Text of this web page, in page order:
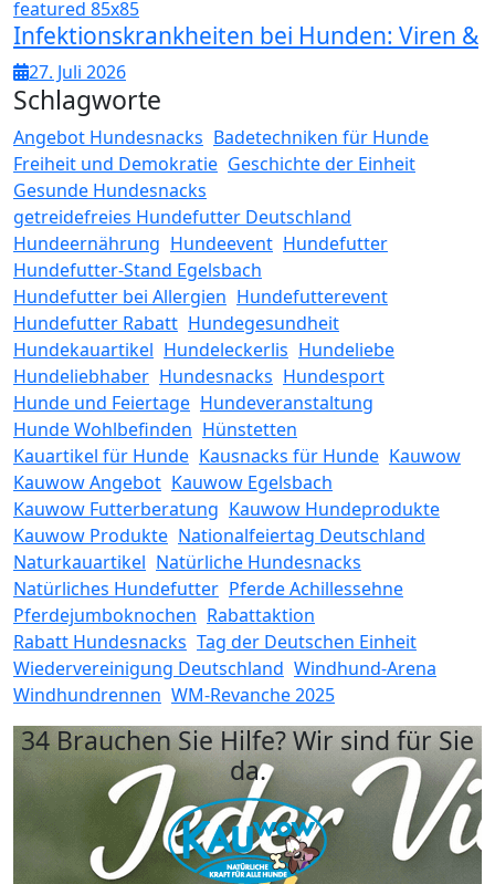
Infektionskrankheiten bei Hunden: Viren &
27. Juli 2026
Schlagworte
Angebot Hundesnacks Badetechniken für Hunde
Freiheit und Demokratie Geschichte der Einheit
Gesunde Hundesnacks
getreidefreies Hundefutter Deutschland
Hundeernährung Hundeevent Hundefutter
Hundefutter-Stand Egelsbach
Hundefutter bei Allergien Hundefutterevent
Hundefutter Rabatt Hundegesundheit
Hundekauartikel Hundeleckerlis Hundeliebe
Hundeliebhaber Hundesnacks Hundesport
Hunde und Feiertage Hundeveranstaltung
Hunde Wohlbefinden Hünstetten
Kauartikel für Hunde Kausnacks für Hunde Kauwow
Kauwow Angebot Kauwow Egelsbach
Kauwow Futterberatung Kauwow Hundeprodukte
Kauwow Produkte Nationalfeiertag Deutschland
Naturkauartikel Natürliche Hundesnacks
Natürliches Hundefutter Pferde Achillessehne
Pferdejumboknochen Rabattaktion
Rabatt Hundesnacks Tag der Deutschen Einheit
Wiedervereinigung Deutschland Windhund-Arena
Windhundrennen WM-Revanche 2025
34 Brauchen Sie Hilfe? Wir sind für Sie
da.